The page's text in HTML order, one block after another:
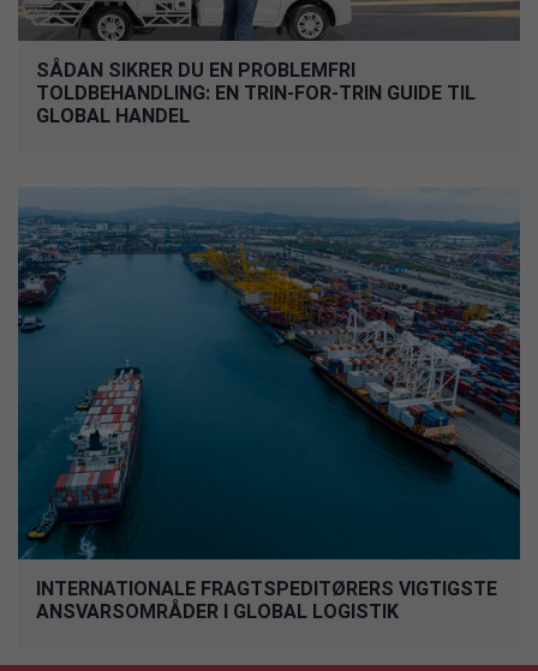
SÅDAN SIKRER DU EN PROBLEMFRI
TOLDBEHANDLING: EN TRIN-FOR-TRIN GUIDE TIL
GLOBAL HANDEL
INTERNATIONALE FRAGTSPEDITØRERS VIGTIGSTE
ANSVARSOMRÅDER I GLOBAL LOGISTIK